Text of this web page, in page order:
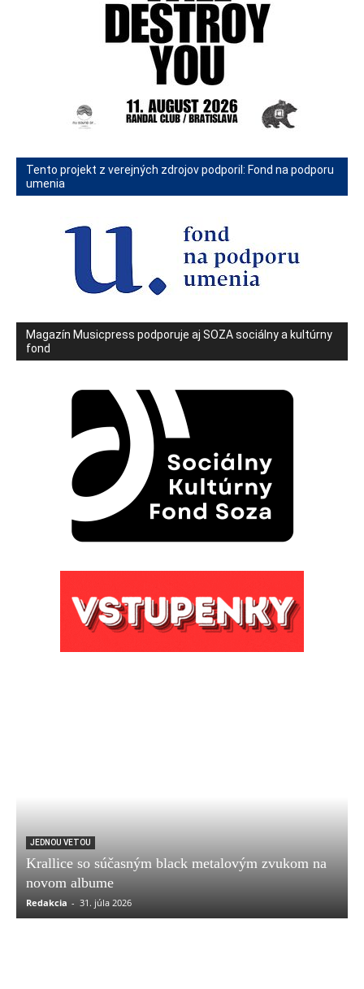
Tento projekt z verejných zdrojov podporil: Fond na podporu
umenia
Magazín Musicpress podporuje aj SOZA sociálny a kultúrny
fond
JEDNOU VETOU
Krallice so súčasným black metalovým zvukom na
novom albume
Redakcia - 31. júla 2026